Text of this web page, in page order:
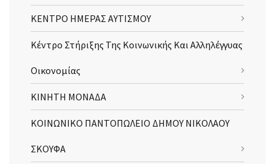
ΚΕΝΤΡΟ ΗΜΕΡΑΣ ΑΥΤΙΣΜΟΥ
Κέντρο Στήριξης Της Κοινωνικής Και Αλληλέγγυας
Οικονομίας
ΚΙΝΗΤΗ ΜΟΝΑΔΑ
ΚΟΙΝΩΝΙΚΟ ΠΑΝΤΟΠΩΛΕΙΟ ΔΗΜΟΥ ΝΙΚΟΛΑΟΥ
ΣΚΟΥΦΑ